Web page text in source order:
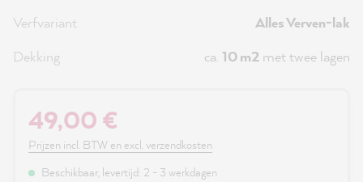
Verfvariant
Alles Verven-lak
Dekking
ca. 10 m2 met twee lagen
49,00 €
Prijzen incl. BTW en excl. verzendkosten
Beschikbaar, levertijd: 2 - 3 werkdagen